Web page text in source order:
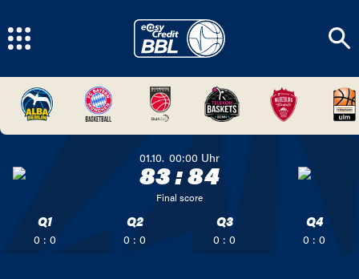
01.10. 00:00 Uhr
83:84
Final score
Q1
0 : 0
Q2
0 : 0
Q3
0 : 0
Q4
0 : 0